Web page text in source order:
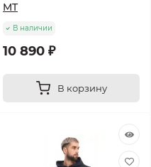
MT
В наличии
10 890 ₽
В корзину